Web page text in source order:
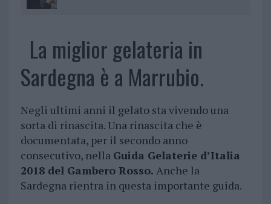
La miglior gelateria in
Sardegna è a Marrubio.
Negli ultimi anni il gelato sta vivendo una
sorta di rinascita. Una rinascita che è
documentata, per il secondo anno
consecutivo, nella Guida Gelaterie d’Italia
2018 del Gambero Rosso. Anche la
Sardegna rientra in questa importante guida.